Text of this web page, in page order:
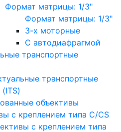
Формат матрицы: 1/3"
Формат матрицы: 1/3"
3-х моторные
С автодиафрагмой
транспортные
транспортные
объективы
с креплением типа C/CS
с креплением типа